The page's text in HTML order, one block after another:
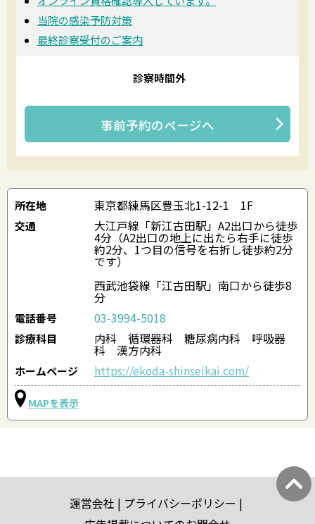
当院の感染予防対策
最終診察受付のご案内
診察時間外
事前予約のページへ
所在地 東京都練馬区豊玉北1-12-1 1F
交通 大江戸線「新江古田駅」A2出口から徒歩
4分（A2出口の地上に出たら右手に徒歩
約2分、1つ目の信号を右折し徒歩約2分
です）
西武池袋線「江古田駅」南口から徒歩8
分
電話番号 03-3994-5018
診療科目 内科 循環器科 糖尿病内科 呼吸器
科 漢方内科
ホームページ https://ekoda-shinseikai.com/
MAPを表示
運営会社
プライバシーポリシー